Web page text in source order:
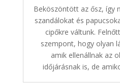
Beköszöntött az ősz, így
szandálokat és
cipőkre váltunk.
szempont, hogy olyan
amik ellenállnak az
időjárásnak is, de